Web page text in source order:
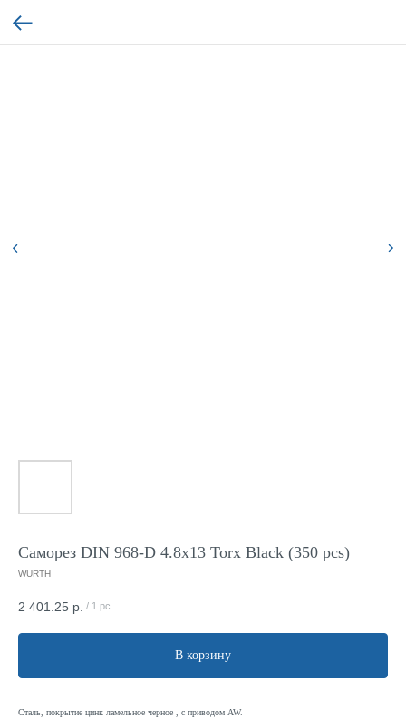
Саморез DIN 968-D 4.8x13 Torx Black (350 pcs)
WURTH
2 401.25 р. / 1 pc
В корзину
Сталь, покрытие цинк ламельное черное , с приводом AW.